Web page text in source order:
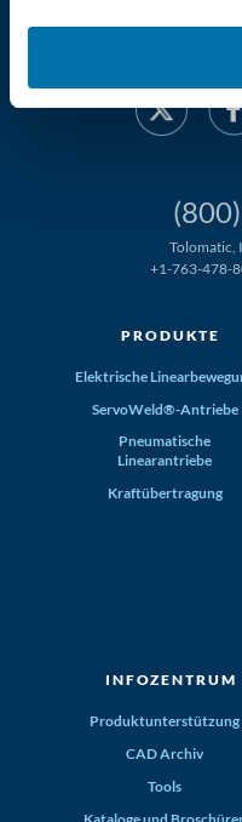
Tolomatic,
+1-763-478-
PRODUKTE
Elektrische
ServoWeld®-Antriebe
Pneumatische
Linearantriebe
Kraftübertragung
INFOZENTRUM
Produktunterstützung
CAD Archiv
Tools